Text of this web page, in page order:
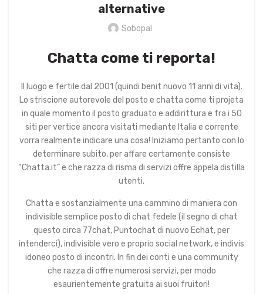
alternative
Sobopal
Chatta come ti reporta!
Il luogo e fertile dal 2001 (quindi benit nuovo 11 anni di vita).
Lo striscione autorevole del posto e chatta come ti projeta
in quale momento il posto graduato e addirittura e fra i 50
siti per vertice ancora visitati mediante Italia e corrente
vorra realmente indicare una cosa! Iniziamo pertanto con lo
determinare subito, per affare certamente consiste
“Chatta.it” e che razza di risma di servizi offre appela distilla
utenti.
Chatta e sostanzialmente una cammino di maniera con
indivisible semplice posto di chat fedele (il segno di chat
questo circa 77chat, Puntochat di nuovo Echat, per
intenderci), indivisible vero e proprio social network, e indivis
idoneo posto di incontri. In fin dei conti e una community
che razza di offre numerosi servizi, per modo
esaurientemente gratuita ai suoi fruitori!